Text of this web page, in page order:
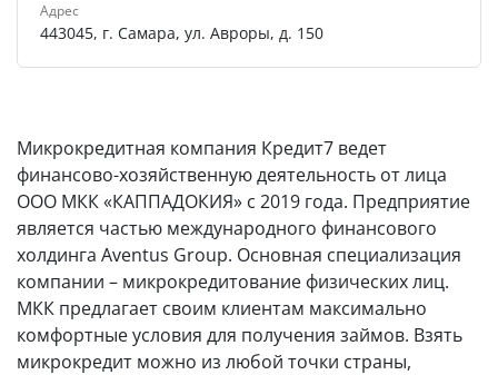
Микрокредитная компания Кредит7 ведет
финансово-хозяйственную деятельность от лица
ООО МКК «КАППАДОКИЯ» с 2019 года. Предприятие
является частью международного финансового
холдинга Aventus Group. Основная специализация
компании – микрокредитование физических лиц.
МКК предлагает своим клиентам максимально
комфортные условия для получения займов. Взять
микрокредит можно из любой точки страны,
Адрес
443045, г. Самара, ул. Авроры, д. 150